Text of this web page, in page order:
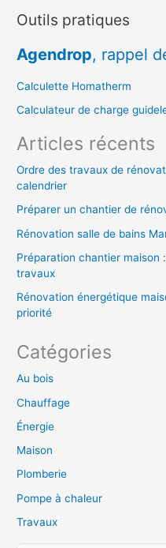
h
r
c
h
r
:
Outils pratiques
Agendrop, rappel
Calculette Homatherm
Calculateur de charge
Articles récents
Ordre des travaux de
calendrier
Préparer un chantier de
Rénovation salle de bains
Préparation chantier maison
travaux
Rénovation énergétique
priorité
Catégories
Au bois
Chauffage
Énergie
Maison
Plomberie
Pompe à chaleur
Travaux